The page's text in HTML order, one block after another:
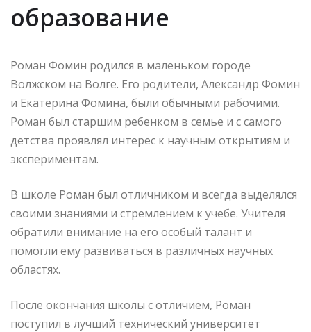
образование
Роман Фомин родился в маленьком городе
Волжском на Волге. Его родители, Александр Фомин
и Екатерина Фомина, были обычными рабочими.
Роман был старшим ребенком в семье и с самого
детства проявлял интерес к научным открытиям и
экспериментам.
В школе Роман был отличником и всегда выделялся
своими знаниями и стремлением к учебе. Учителя
обратили внимание на его особый талант и
помогли ему развиваться в различных научных
областях.
После окончания школы с отличием, Роман
поступил в лучший технический университет